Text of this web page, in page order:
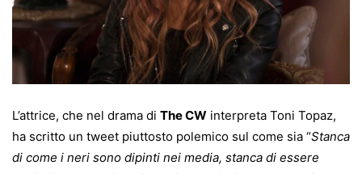
L’attrice, che nel drama di The CW interpreta Toni Topaz,
ha scritto un tweet piuttosto polemico sul come sia “Stanca
di come i neri sono dipinti nei media, stanca di essere